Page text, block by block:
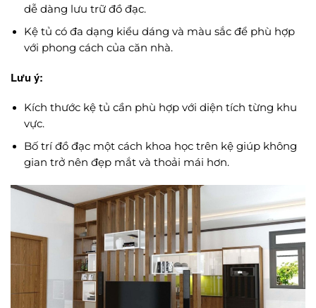
dễ dàng lưu trữ đồ đạc.
Kệ tủ có đa dạng kiểu dáng và màu sắc để phù hợp
với phong cách của căn nhà.
Lưu ý:
Kích thước kệ tủ cần phù hợp với diện tích từng khu
vực.
Bố trí đồ đạc một cách khoa học trên kệ giúp không
gian trở nên đẹp mắt và thoải mái hơn.